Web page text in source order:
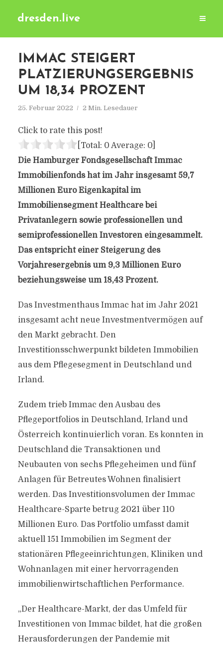
dresden.live
IMMAC STEIGERT
PLATZIERUNGSERGEBNIS
UM 18,34 PROZENT
25. Februar 2022 2 Min. Lesedauer
Click to rate this post!
[Total: 0 Average: 0]
Die Hamburger Fondsgesellschaft Immac
Immobilienfonds hat im Jahr insgesamt 59,7
Millionen Euro Eigenkapital im
Immobiliensegment Healthcare bei
Privatanlegern sowie professionellen und
semiprofessionellen Investoren eingesammelt.
Das entspricht einer Steigerung des
Vorjahresergebnis um 9,3 Millionen Euro
beziehungsweise um 18,43 Prozent.
Das Investmenthaus Immac hat im Jahr 2021
insgesamt acht neue Investmentvermögen auf
den Markt gebracht. Den
Investitionsschwerpunkt bildeten Immobilien
aus dem Pflegesegment in Deutschland und
Irland.
Zudem trieb Immac den Ausbau des
Pflegeportfolios in Deutschland, Irland und
Österreich kontinuierlich voran. Es konnten in
Deutschland die Transaktionen und
Neubauten von sechs Pflegeheimen und fünf
Anlagen für Betreutes Wohnen finalisiert
werden. Das Investitionsvolumen der Immac
Healthcare-Sparte betrug 2021 über 110
Millionen Euro. Das Portfolio umfasst damit
aktuell 151 Immobilien im Segment der
stationären Pflegeeinrichtungen, Kliniken und
Wohnanlagen mit einer hervorragenden
immobilienwirtschaftlichen Performance.
„Der Healthcare-Markt, der das Umfeld für
Investitionen von Immac bildet, hat die großen
Herausforderungen der Pandemie mit